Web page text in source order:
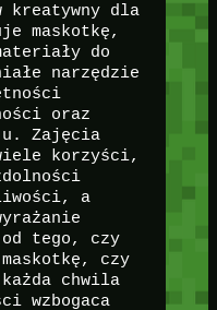
kreatywny dla
maskotkę,
do
narzędzie
oraz
Zajęcia
korzyści,
a
tego, czy
czy
chwila
wzbogaca